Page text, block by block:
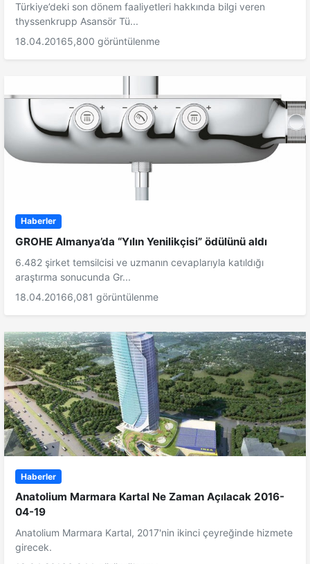
Türkiye’deki son dönem faaliyetleri hakkında bilgi veren
thyssenkrupp Asansör Tü...
18.04.20165,800 görüntülenme
Haberler
GROHE Almanya’da “Yılın Yenilikçisi” ödülünü aldı
6.482 şirket temsilcisi ve uzmanın cevaplarıyla katıldığı
araştırma sonucunda Gr...
18.04.20166,081 görüntülenme
Haberler
Anatolium Marmara Kartal Ne Zaman Açılacak 2016-
04-19
Anatolium Marmara Kartal, 2017'nin ikinci çeyreğinde hizmete
girecek.